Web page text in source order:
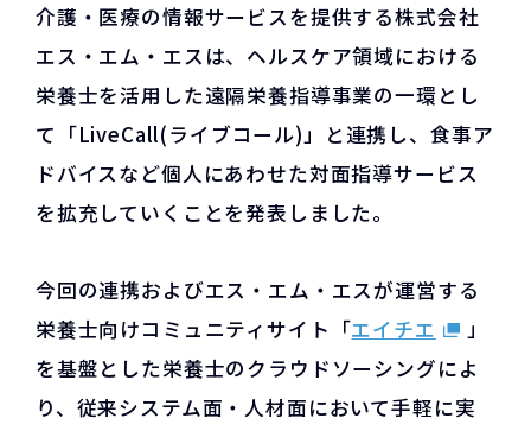
介護・医療の情報サービスを提供する株式会社
エス・エム・エスは、ヘルスケア領域における
栄養士を活用した遠隔栄養指導事業の一環とし
て「LiveCall(ライブコール)」と連携し、食事ア
ドバイスなど個人にあわせた対面指導サービス
を拡充していくことを発表しました。
今回の連携およびエス・エム・エスが運営する
栄養士向けコミュニティサイト「エイチエ
」
を基盤とした栄養士のクラウドソーシングによ
り、従来システム面・人材面において手軽に実